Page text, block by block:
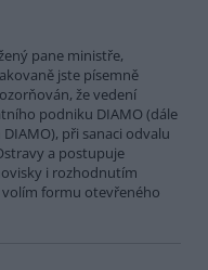
pane ministře,
jste písemně
že vedení
podniku DIAMO (dále
DIAMO), při sanaci odvalu
a postupuje
i rozhodnutím
formu otevřeného